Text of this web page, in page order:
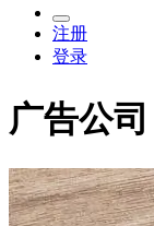
注册
登录
广告公司